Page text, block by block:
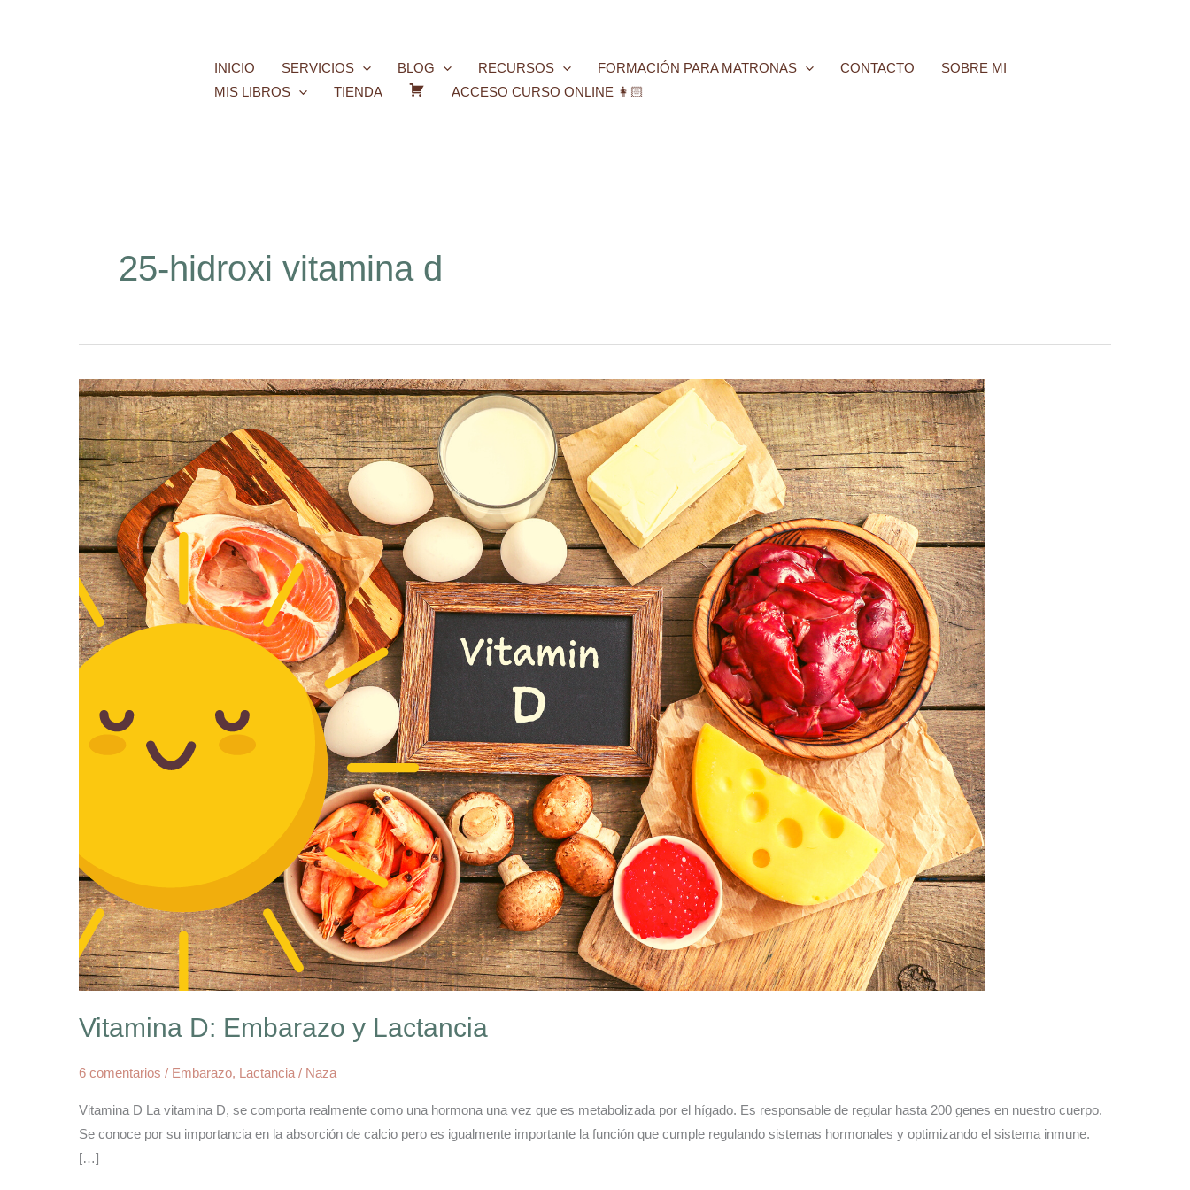
INICIO SERVICIOS BLOG RECURSOS FORMACIÓN PARA MATRONAS CONTACTO
SOBRE MI
MIS LIBROS
TIENDA ACCESO CURSO ONLINE 👩🏻
25-hidroxi vitamina d
Vitamina D: Embarazo y Lactancia
6 comentarios / Embarazo, Lactancia / Naza
Vitamina D La vitamina D, se comporta realmente como una hormona una vez que es metabolizada por el hígado. Es responsable de regular hasta 200 genes en nuestro cuerpo.
Se conoce por su importancia en la absorción de calcio pero es igualmente importante la función que cumple regulando sistemas hormonales y optimizando el sistema inmune.
[…]
Vitamina
D:
Embarazo
y
Lactancia